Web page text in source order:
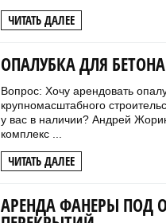
ЧИТАТЬ ДАЛЕЕ
ОПАЛУБКА ДЛЯ БЕТОНА
Вопрос: Хочу арендовать
крупномасштабного
у вас в наличии? Андрей
комплекс ...
ЧИТАТЬ ДАЛЕЕ
АРЕНДА ФАНЕРЫ ПОД